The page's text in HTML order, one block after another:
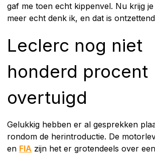
gaf me toen echt kippenvel. Nu krijg
meer echt denk ik, en dat is
Leclerc nog niet
honderd procent
overtuigd
Gelukkig hebben er al gesprekken
rondom de herintroductie. De
en FIA zijn het er grotendeels over